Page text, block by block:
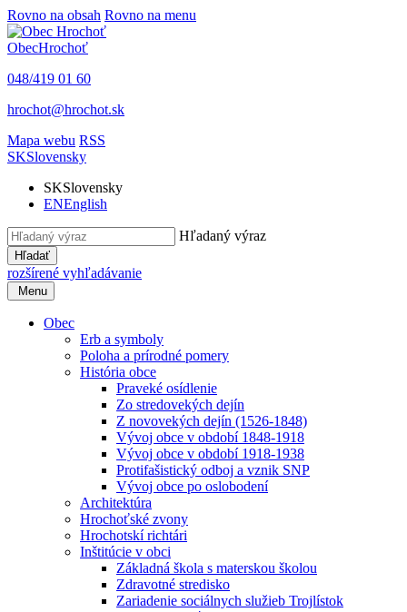
Rovno na obsah Rovno na menu
ObecHrochoť
048/419 01 60
hrochot@hrochot.sk
Mapa webu RSS
SKSlovensky
SKSlovensky
ENEnglish
Hľadaný výraz
Hľadať
rozšírené vyhľadávanie
Menu
Obec
Erb a symboly
Poloha a prírodné pomery
História obce
Praveké osídlenie
Zo stredovekých dejín
Z novovekých dejín (1526-1848)
Vývoj obce v období 1848-1918
Vývoj obce v období 1918-1938
Protifašistický odboj a vznik SNP
Vývoj obce po oslobodení
Architektúra
Hrochoťské zvony
Hrochotskí richtári
Inštitúcie v obci
Základná škola s materskou školou
Zdravotné stredisko
Zariadenie sociálnych služieb Trojlístok